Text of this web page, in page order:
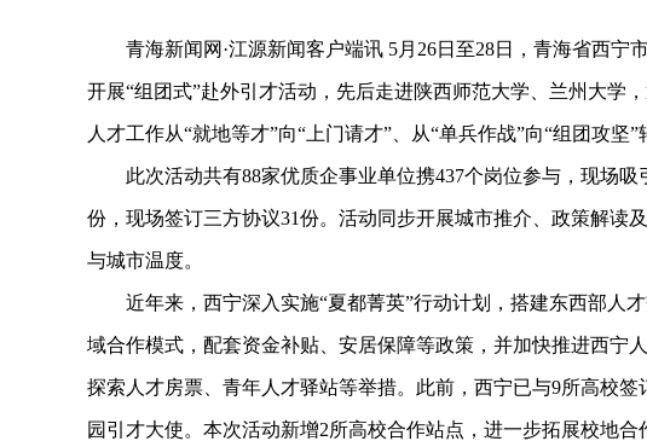
青海新闻网·江源新闻客户端讯 5月26日至28日，青海省西宁
开展“组团式”赴外引才活动，先后走进陕西师范大学、兰州大学
人才工作从“就地等才”向“上门请才”、从“单兵作战”向“组团攻坚”
此次活动共有88家优质企事业单位携437个岗位参与，现场吸
份，现场签订三方协议31份。活动同步开展城市推介、政策解读
与城市温度。
近年来，西宁深入实施“夏都菁英”行动计划，搭建东西部人
域合作模式，配套资金补贴、安居保障等政策，并加快推进西宁
探索人才房票、青年人才驿站等举措。此前，西宁已与9所高校
园引才大使。本次活动新增2所高校合作站点，进一步拓展校地合